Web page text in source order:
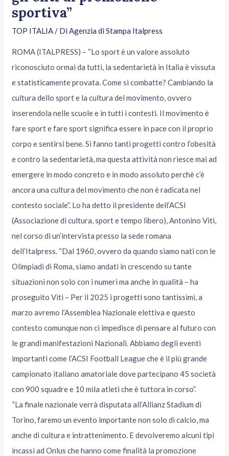
sportiva”
TOP ITALIA/ DiAgenzia di Stampa Italpress
ROMA (ITALPRESS) – “Lo sport è un valore assoluto
riconosciuto ormai da tutti, la sedentarietà in Italia è vissuta
e statisticamente provata. Come si combatte? Cambiando la
cultura dello sport e la cultura del movimento, ovvero
inserendola nelle scuole e in tutti i contesti. Il movimento è
fare sport e fare sport significa essere in pace con il proprio
corpo e sentirsi bene. Si fanno tanti progetti contro l’obesità
e contro la sedentarietà, ma questa attività non riesce mai ad
emergere in modo concreto e in modo assoluto perchè c’è
ancora una cultura del movimento che non è radicata nel
contesto sociale”. Lo ha detto il presidente dell’ACSI
(Associazione di cultura, sport e tempo libero), Antonino Viti,
nel corso di un’intervista presso la sede romana
dell’Italpress. “Dal 1960, ovvero da quando siamo nati con le
Olimpiadi di Roma, siamo andati in crescendo su tante
situazioni non solo con i numeri ma anche in qualità – ha
proseguito Viti – Per il 2025 i progetti sono tantissimi, a
marzo avremo l’Assemblea Nazionale elettiva e questo
contesto comunque non ci impedisce di pensare al futuro con
le grandi manifestazioni Nazionali. Abbiamo degli eventi
importanti come l’ACSI Football League che è il più grande
campionato italiano amatoriale dove partecipano 45 società
con 900 squadre e 10 mila atleti che è tuttora in corso”.
“La finale nazionale verrà disputata all’Allianz Stadium di
Torino, faremo un evento importante non solo di calcio, ma
anche di cultura e intrattenimento. E devolveremo alcuni tipi
incassi ad Onlus che hanno come finalità la promozione